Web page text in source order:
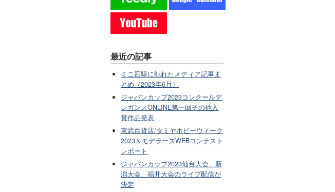
最近の記事
ミニ四駆に触れたメディア記事ま
とめ（2023年6月）
ジャパンカップ2023コンクールデ
レガンスONLINE第一回その他入
賞作品発表
東武百貨店/タミヤホビーウィーク
2023＆モデラーズWEBコンテスト
レポート
ジャパンカップ2023仙台大会、新
潟大会、福井大会のライブ配信が
決定